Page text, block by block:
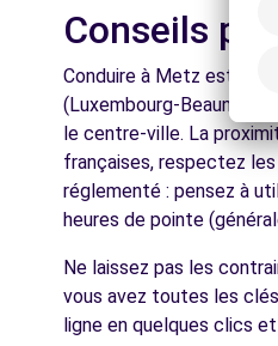
CAR AVENUE - METZ (P)
Voir toutes
Conseils
Conduire à Metz est
(Luxembourg-Beaune)
le centre-ville. La
françaises, respectez
réglementé : pensez à
heures de pointe
Ne laissez pas les
vous avez toutes les
ligne en quelques clics